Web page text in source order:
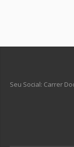
Seu Social: Carrer